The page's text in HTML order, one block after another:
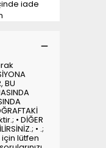
iade
BU
• DİĞER
• .;
lütfen